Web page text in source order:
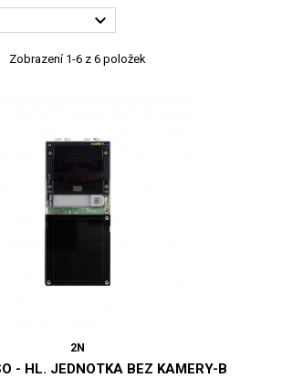

Zobrazení 1-6 z 6 položek
2N
- HL. JEDNOTKA BEZ KAMERY-B